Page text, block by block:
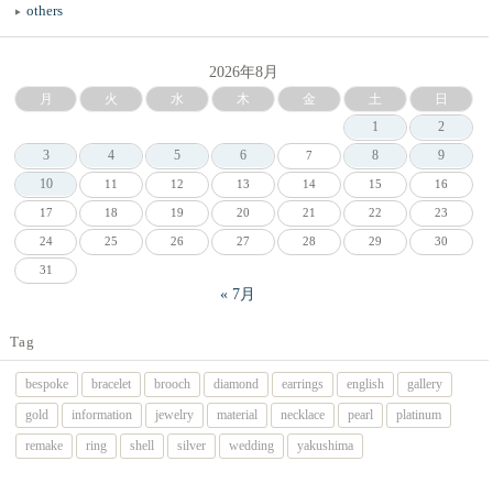
others
2026年8月
月 火 水 木 金 土
日
1
2
3
4 5 6 7 8
9
10
11 12 13 14 15 16
17 18 19 20 21 22 23
24 25 26 27 28 29 30
31
« 7月
Tag
bespoke bracelet brooch diamond earrings english
gallery
gold
information jewelry material necklace pearl
platinum
remake
ring shell silver wedding yakushima